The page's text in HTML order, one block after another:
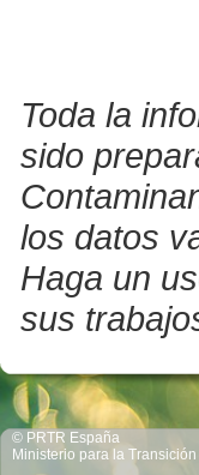
Toda la
sido
los datos
Haga un
sus
© PRTR España
Ministerio para la